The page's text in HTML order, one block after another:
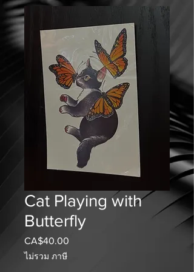
Cat Playing with
Butterfly
CA$40.00
ไม่รวม ภาษี